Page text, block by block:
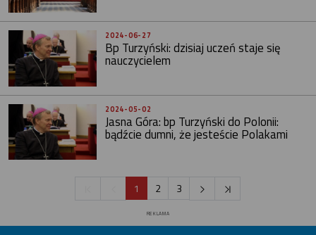
2024-06-27
Bp Turzyński: dzisiaj uczeń staje się
nauczycielem
2024-05-02
Jasna Góra: bp Turzyński do Polonii:
bądźcie dumni, że jesteście Polakami
1 2 3
REKLAMA